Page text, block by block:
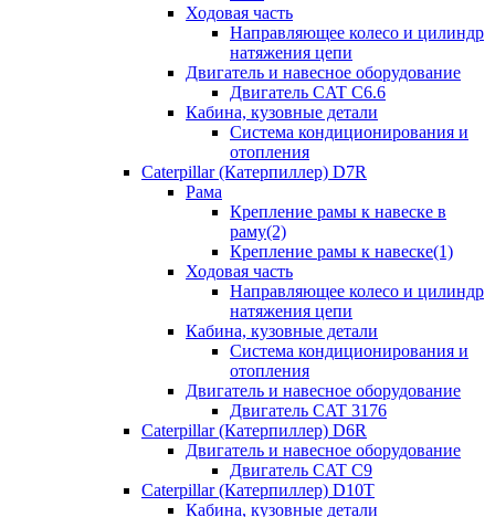
Ходовая часть
Направляющее колесо и цилиндр
натяжения цепи
Двигатель и навесное оборудование
Двигатель CAT C6.6
Кабина, кузовные детали
Система кондиционирования и
отопления
Caterpillar (Катерпиллер) D7R
Рама
Крепление рамы к навеске в
раму(2)
Крепление рамы к навеске(1)
Ходовая часть
Направляющее колесо и цилиндр
натяжения цепи
Кабина, кузовные детали
Система кондиционирования и
отопления
Двигатель и навесное оборудование
Двигатель CAT 3176
Caterpillar (Катерпиллер) D6R
Двигатель и навесное оборудование
Двигатель CAT C9
Caterpillar (Катерпиллер) D10T
Кабина, кузовные детали